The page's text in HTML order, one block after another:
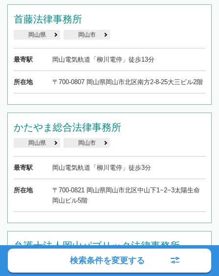
首藤法律事務所
岡山県 岡山市
最寄駅 岡山電気軌道「柳川電停」徒歩13分
所在地 〒700-0807 岡山県岡山市北区南方2-8-25大三ビル2階
かたやま総合法律事務所
岡山県 岡山市
最寄駅 岡山電気軌道「柳川電停」徒歩3分
所在地
〒700-0821 岡山県岡山市北区中山下1−2−3太陽生命
岡山ビル5階
弁護士法人岡山パブリック法律事務所
岡山市
検索条件を変更する